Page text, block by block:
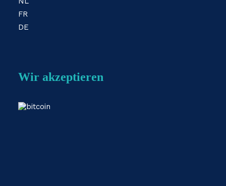
FR
DE
Wir akzeptieren